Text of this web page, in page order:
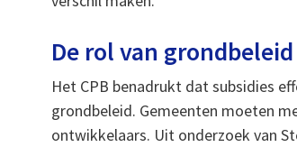
De rol van
Het CPB benadrukt dat subsidies
grondbeleid. Gemeenten moeten
ontwikkelaars. Uit onderzoek van